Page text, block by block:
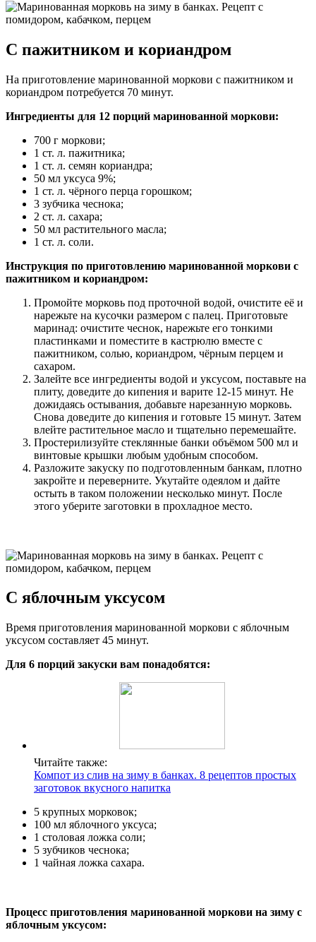
С пажитником и кориандром
На приготовление маринованной моркови с пажитником и
кориандром потребуется 70 минут.
Ингредиенты для 12 порций маринованной моркови:
700 г моркови;
1 ст. л. пажитника;
1 ст. л. семян кориандра;
50 мл уксуса 9%;
1 ст. л. чёрного перца горошком;
3 зубчика чеснока;
2 ст. л. сахара;
50 мл растительного масла;
1 ст. л. соли.
Инструкция по приготовлению маринованной моркови с
пажитником и кориандром:
Промойте морковь под проточной водой, очистите её и
нарежьте на кусочки размером с палец. Приготовьте
маринад: очистите чеснок, нарежьте его тонкими
пластинками и поместите в кастрюлю вместе с
пажитником, солью, кориандром, чёрным перцем и
сахаром.
Залейте все ингредиенты водой и уксусом, поставьте на
плиту, доведите до кипения и варите 12-15 минут. Не
дожидаясь остывания, добавьте нарезанную морковь.
Снова доведите до кипения и готовьте 15 минут. Затем
влейте растительное масло и тщательно перемешайте.
Простерилизуйте стеклянные банки объёмом 500 мл и
винтовые крышки любым удобным способом.
Разложите закуску по подготовленным банкам, плотно
закройте и переверните. Укутайте одеялом и дайте
остыть в таком положении несколько минут. После
этого уберите заготовки в прохладное место.
С яблочным уксусом
Время приготовления маринованной моркови с яблочным
уксусом составляет 45 минут.
Для 6 порций закуски вам понадобятся:
Читайте также:
Компот из слив на зиму в банках. 8 рецептов простых
заготовок вкусного напитка
5 крупных морковок;
100 мл яблочного уксуса;
1 столовая ложка соли;
5 зубчиков чеснока;
1 чайная ложка сахара.
Процесс приготовления маринованной моркови на зиму с
яблочным уксусом: